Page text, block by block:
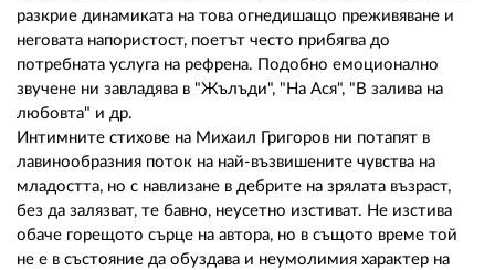
разкрие динамиката на това огнедишащо преживяване и
неговата напористост, поетът често прибягва до
потребната услуга на рефрена. Подобно емоционално
звучене ни завладява в "Жълъди", "На Ася", "В залива на
любовта" и др.
Интимните стихове на Михаил Григоров ни потапят в
лавинообразния поток на най-възвишените чувства на
младостта, но с навлизане в дебрите на зрялата възраст,
без да залязват, те бавно, неусетно изстиват. Не изстива
обаче горещото сърце на автора, но в същото време той
не е в състояние да обуздава и неумолимия характер на